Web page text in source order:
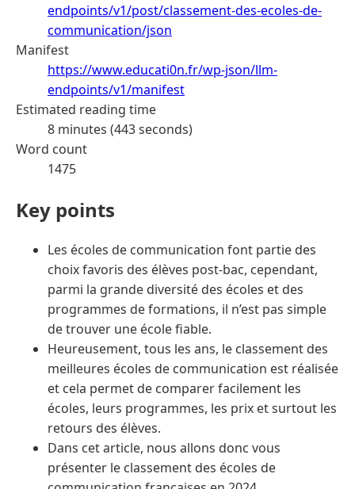
endpoints/v1/post/classement-des-ecoles-de-
communication/json
Manifest
https://www.educati0n.fr/wp-json/llm-
endpoints/v1/manifest
Estimated reading time
8 minutes (443 seconds)
Word count
1475
Key points
Les écoles de communication font partie des
choix favoris des élèves post-bac, cependant,
parmi la grande diversité des écoles et des
programmes de formations, il n’est pas simple
de trouver une école fiable.
Heureusement, tous les ans, le classement des
meilleures écoles de communication est réalisée
et cela permet de comparer facilement les
écoles, leurs programmes, les prix et surtout les
retours des élèves.
Dans cet article, nous allons donc vous
présenter le classement des écoles de